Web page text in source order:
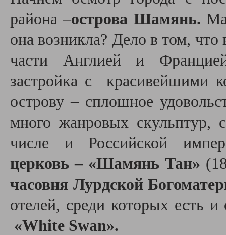
района –острова Шамянь.
она возникла? Дело в том,
части Англией и
застройка с красивейшими
острову – сплошное
много жанровых скульптур,
числе и Российской
церковь – «Шамянь Тан»
часовня Лурдской
отелей, среди которых есть
«White Swan».